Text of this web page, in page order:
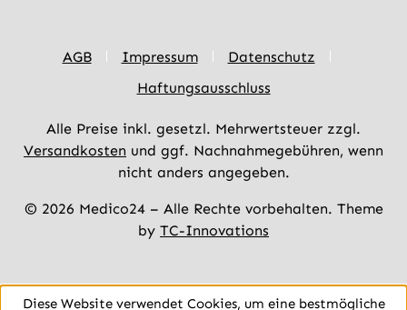
AGB Impressum
Datenschutz
Haftungsausschluss
Alle Preise inkl. gesetzl. Mehrwertsteuer zzgl.
Versandkosten und ggf. Nachnahmegebühren, wenn
nicht anders angegeben.
© 2026 Medico24 – Alle Rechte vorbehalten. Theme
by TC-Innovations
Diese Website verwendet Cookies, um eine bestmögliche